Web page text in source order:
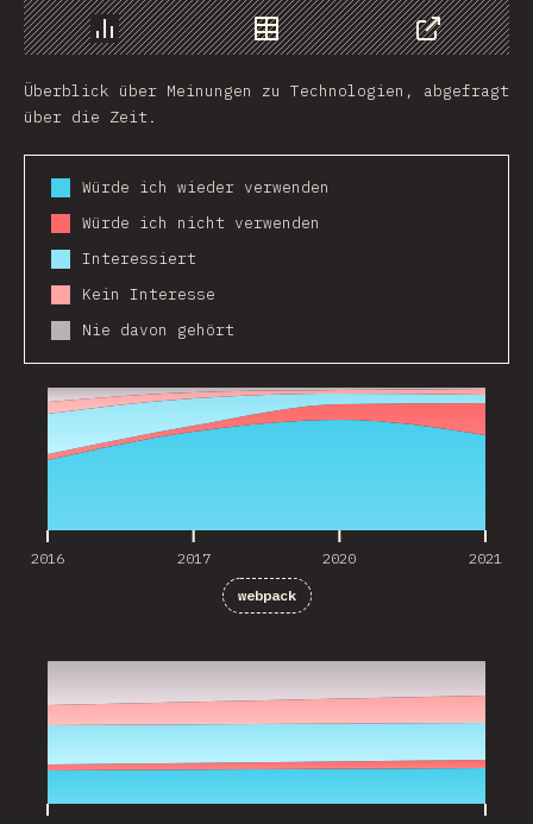
Chart Data
Share
Überblick über Meinungen zu Technologien, abgefragt
über die Zeit.
Würde ich wieder verwenden
Würde ich nicht verwenden
Interessiert
Kein Interesse
Nie davon gehört
2016 2017 2020 2021
2016 2017 2020 2021
webpack